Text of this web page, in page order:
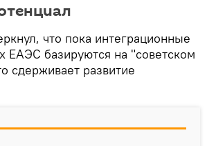
что пока интеграционные
ЕАЭС базируются на "советском
сдерживает развитие